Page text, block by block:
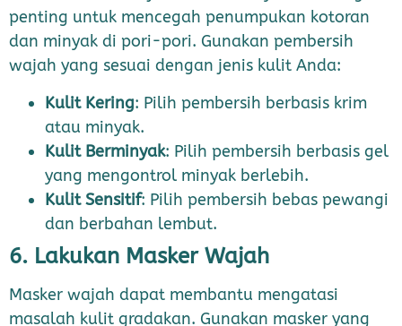
penting untuk mencegah penumpukan kotoran
dan minyak di pori-pori. Gunakan pembersih
wajah yang sesuai dengan jenis kulit Anda:
Kulit Kering: Pilih pembersih berbasis krim
atau minyak.
Kulit Berminyak: Pilih pembersih berbasis gel
yang mengontrol minyak berlebih.
Kulit Sensitif: Pilih pembersih bebas pewangi
dan berbahan lembut.
6. Lakukan Masker Wajah
Masker wajah dapat membantu mengatasi
masalah kulit gradakan. Gunakan masker yang